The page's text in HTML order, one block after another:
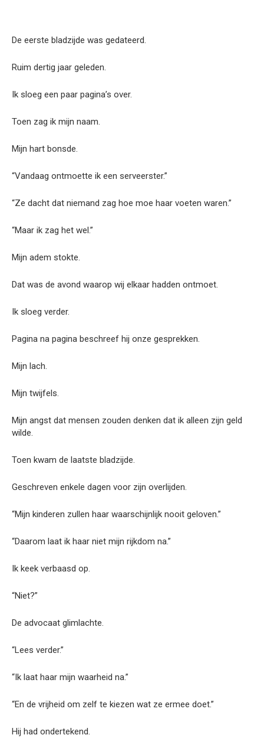
De eerste bladzijde was gedateerd.
Ruim dertig jaar geleden.
Ik sloeg een paar pagina’s over.
Toen zag ik mijn naam.
Mijn hart bonsde.
“Vandaag ontmoette ik een serveerster.”
“Ze dacht dat niemand zag hoe moe haar voeten waren.”
“Maar ik zag het wel.”
Mijn adem stokte.
Dat was de avond waarop wij elkaar hadden ontmoet.
Ik sloeg verder.
Pagina na pagina beschreef hij onze gesprekken.
Mijn lach.
Mijn twijfels.
Mijn angst dat mensen zouden denken dat ik alleen zijn geld
wilde.
Toen kwam de laatste bladzijde.
Geschreven enkele dagen voor zijn overlijden.
“Mijn kinderen zullen haar waarschijnlijk nooit geloven.”
“Daarom laat ik haar niet mijn rijkdom na.”
Ik keek verbaasd op.
“Niet?”
De advocaat glimlachte.
“Lees verder.”
“Ik laat haar mijn waarheid na.”
“En de vrijheid om zelf te kiezen wat ze ermee doet.”
Hij had ondertekend.